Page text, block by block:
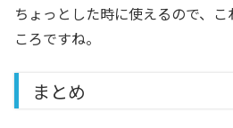
ちょっとした時に使えるので、
ころですね。
まとめ